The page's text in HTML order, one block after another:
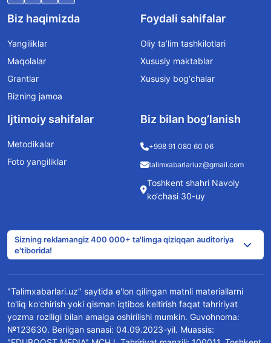
Biz haqimizda
Yangiliklar
Maqolalar
Grantlar
Bizning jamoa
Foydali sahifalar
Oliy ta’lim tashkilotlari
Xususiy maktablar
Xususiy bog‘chalar
Ijtimoiy sahifalar
Metodikalar
Foto yangiliklar
Biz bilan bog’lanish
+998 91 080 60 06
talimxabarlariuz@gmail.com
Toshkent shahri Navoiy
ko‘chasi 30-uy
Sizning reklamangiz 400 000+ ta'limga qiziqqan auditoriya
e'tiborida!
"Talimxabarlari.uz" saytida e'lon qilingan matnli materiallarni
to'liq ko'chirish yoki qisman iqtibos keltirish faqat tahririyat
yozma roziligi bilan amalga oshirilishi mumkin. Guvohnoma:
№123630. Berilgan sanasi: 04.09.2023-yil. Muassis: